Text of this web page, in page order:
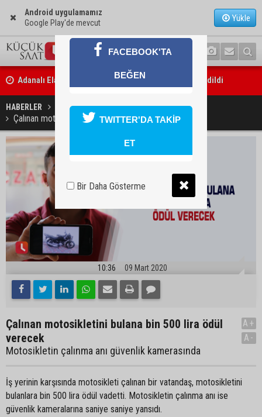
Android uygulamamız
Google Play'de mevcut
Yükle
Adanalı Elanur Ateş, U15 Milli Takım kampına davet edildi
Bakan Gürlek: “Hiçbir orman yangınının faili meçhul kalmasına
edilmeyecek”
HABERLER YAŞAM
Çalınan motosikletini bulana bin 500 lira ödül verecek
10:36 09 Mart 2020
Çalınan motosikletini bulana bin 500 lira ödül
verecek
Motosikletin çalınma anı güvenlik kamerasında
A+
A-
İş yerinin karşısında motosikleti çalınan bir vatandaş, motosikletini
bulanlara bin 500 lira ödül vadetti. Motosikletin çalınma anı ise
güvenlik kameralarına saniye saniye yansıdı.
FACEBOOK'TA
BEĞEN
TWITTER'DA TAKİP
ET
Bir Daha Gösterme